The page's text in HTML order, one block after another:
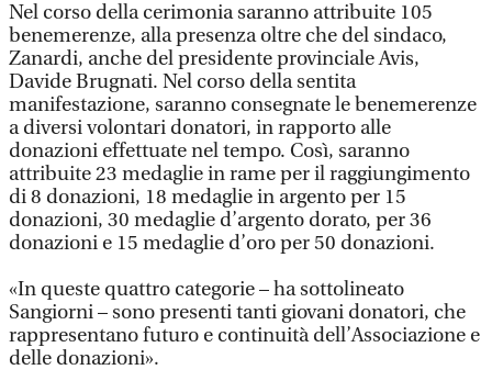
Nel corso della cerimonia saranno attribuite 105
benemerenze, alla presenza oltre che del sindaco,
Zanardi, anche del presidente provinciale Avis,
Davide Brugnati. Nel corso della sentita
manifestazione, saranno consegnate le benemerenze
a diversi volontari donatori, in rapporto alle
donazioni effettuate nel tempo. Così, saranno
attribuite 23 medaglie in rame per il raggiungimento
di 8 donazioni, 18 medaglie in argento per 15
donazioni, 30 medaglie d’argento dorato, per 36
donazioni e 15 medaglie d’oro per 50 donazioni.
«In queste quattro categorie – ha sottolineato
Sangiorni – sono presenti tanti giovani donatori, che
rappresentano futuro e continuità dell’Associazione e
delle donazioni».